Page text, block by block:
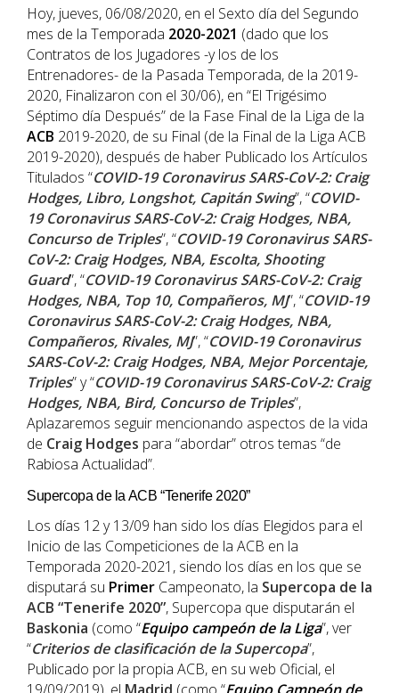
RIO 2016
Hoy, jueves, 06/08/2020, en el Sexto día del Segundo
mes de la Temporada 2020-2021 (dado que los
Contratos de los Jugadores -y los de los
Entrenadores- de la Pasada Temporada, de la 2019-
2020, Finalizaron con el 30/06), en “El Trigésimo
Séptimo día Después” de la Fase Final de la Liga de la
ACB 2019-2020, de su Final (de la Final de la Liga ACB
2019-2020), después de haber Publicado los Artículos
Titulados “COVID-19 Coronavirus SARS-CoV-2: Craig
Hodges, Libro, Longshot, Capitán Swing”, “COVID-
19 Coronavirus SARS-CoV-2: Craig Hodges, NBA,
Concurso de Triples”, “COVID-19 Coronavirus SARS-
CoV-2: Craig Hodges, NBA, Escolta, Shooting
Guard”, “COVID-19 Coronavirus SARS-CoV-2: Craig
Hodges, NBA, Top 10, Compañeros, MJ”, “COVID-19
Coronavirus SARS-CoV-2: Craig Hodges, NBA,
Compañeros, Rivales, MJ”, “COVID-19 Coronavirus
SARS-CoV-2: Craig Hodges, NBA, Mejor Porcentaje,
Triples” y “COVID-19 Coronavirus SARS-CoV-2: Craig
Hodges, NBA, Bird, Concurso de Triples”,
Aplazaremos seguir mencionando aspectos de la vida
de Craig Hodges para “abordar” otros temas “de
Rabiosa Actualidad”.
Supercopa de la ACB “Tenerife 2020”
Los días 12 y 13/09 han sido los días Elegidos para el
Inicio de las Competiciones de la ACB en la
Temporada 2020-2021, siendo los días en los que se
disputará su Primer Campeonato, la Supercopa de la
ACB “Tenerife 2020”, Supercopa que disputarán el
Baskonia (como “Equipo campeón de la Liga”, ver
“Criterios de clasificación de la Supercopa”,
Publicado por la propia ACB, en su web Oficial, el